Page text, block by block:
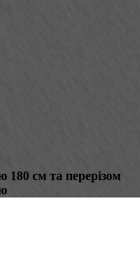
см та перерізом